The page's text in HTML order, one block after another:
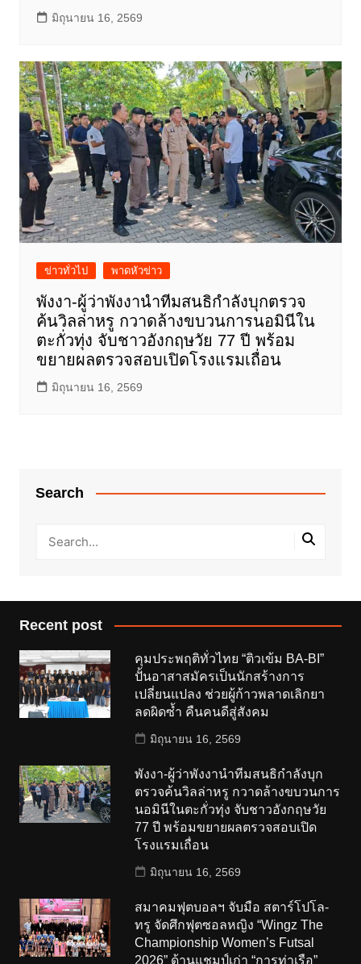
มิถุนายน 16, 2569
ข่าวทั่วไป พาดหัวข่าว
พังงา-ผู้ว่าพังงานำทีมสนธิกำลังบุกตรวจ
ค้นวิลล่าหรู กวาดล้างขบวนการนอมินีใน
ตะกั่วทุ่ง จับชาวอังกฤษวัย 77 ปี พร้อม
ขยายผลตรวจสอบเปิดโรงแรมเถื่อน
มิถุนายน 16, 2569
Search
Recent post
คุมประพฤติทั่วไทย “ติวเข้ม BA-BI”
ปั้นอาสาสมัครเป็นนักสร้างการ
เปลี่ยนแปลง ช่วยผู้ก้าวพลาดเลิกยา
ลดผิดซ้ำ คืนคนดีสู่สังคม
มิถุนายน 16, 2569
พังงา-ผู้ว่าพังงานำทีมสนธิกำลังบุก
ตรวจค้นวิลล่าหรู กวาดล้างขบวนการ
นอมินีในตะกั่วทุ่ง จับชาวอังกฤษวัย
77 ปี พร้อมขยายผลตรวจสอบเปิด
โรงแรมเถื่อน
มิถุนายน 16, 2569
สมาคมฟุตบอลฯ จับมือ สตาร์โปโล-
ทรู จัดศึกฟุตซอลหญิง “Wingz The
Championship Women’s Futsal
2026” ด้านแชมป์เก่า “การท่าเรือ”